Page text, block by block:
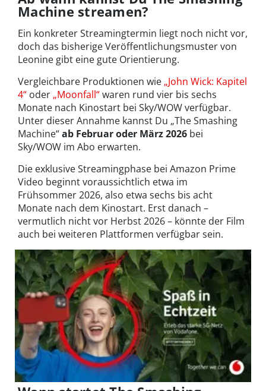
Machine streamen?
Ein konkreter Streamingtermin liegt noch nicht vor,
doch das bisherige Veröffentlichungsmuster von
Leonine gibt eine gute Orientierung.
Vergleichbare Produktionen wie „John Wick: Kapitel
4“ oder „Moonfall“waren rund vier bis sechs
Monate nach Kinostart bei Sky/WOW verfügbar.
Unter dieser Annahme kannst Du „The Smashing
Machine“ab Februar oder März 2026 bei
Sky/WOW im Abo erwarten.
Die exklusive Streamingphase bei Amazon Prime
Video beginnt voraussichtlich etwa im
Frühsommer 2026, also etwa sechs bis acht
Monate nach dem Kinostart. Erst danach –
vermutlich nicht vor Herbst 2026 – könnte der Film
auch bei weiteren Plattformen verfügbar sein.